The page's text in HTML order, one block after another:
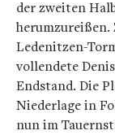
der zweiten
Ledenitzen-
vollendete
Endstand. Die
Niederlage in
nun im